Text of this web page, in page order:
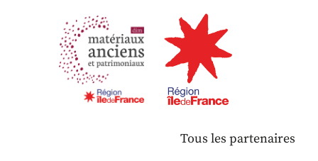
Tous les partenaires